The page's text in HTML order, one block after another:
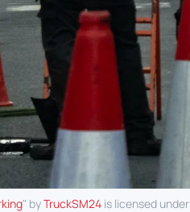
" byTruckSM24 is licensed under